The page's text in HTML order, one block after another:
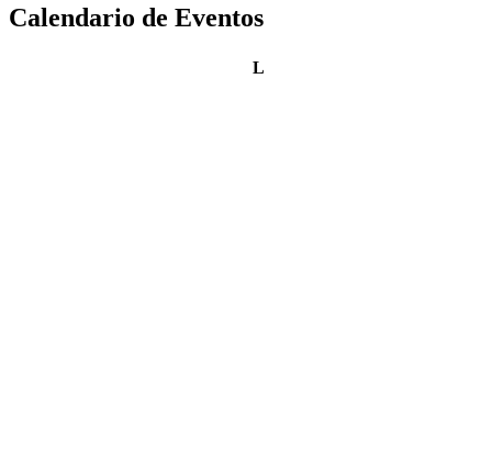
Calendario de Eventos
Llunes